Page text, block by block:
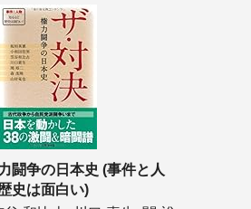
闘争の日本史 (事件と人
史は面白い)